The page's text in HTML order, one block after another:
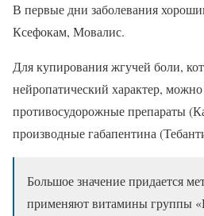
В первые дни заболевания
Ксефокам, Мовалис.
Для купирования жгучей боли,
нейропатический характер,
противосудорожные препараты
производные габапентина
Большое значение придается
применяют витамины группы